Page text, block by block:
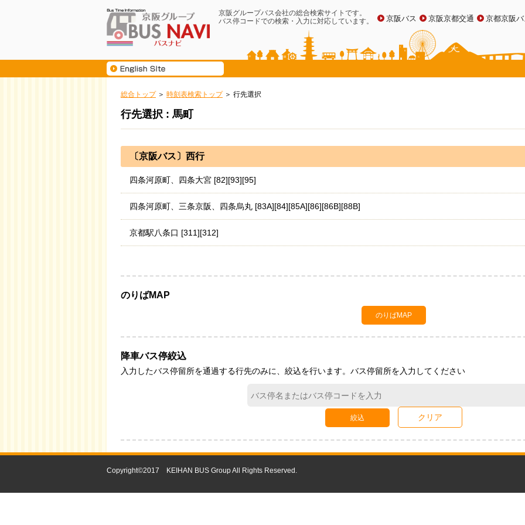
京阪グループバス会社の総合検索サイトです。
バス停コードでの検索・入力に対応しています。
京阪バス 京阪京都交通 京都京阪
総合トップ 時刻表検索トップ 行先選択
行先選択 : 馬町
〔京阪バス〕西行
四条河原町、四条大宮 [82][93][95]
四条河原町、三条京阪、四条烏丸 [83A][84][85A][86][86B][88B]
京都駅八条口 [311][312]
のりばMAP
のりばMAP
降車バス停絞込
入力したバス停留所を通過する行先のみに、絞込を行います。バス停留所を入力してください
絞込 クリア
Copyright©2017 KEIHAN BUS Group All Rights Reserved.